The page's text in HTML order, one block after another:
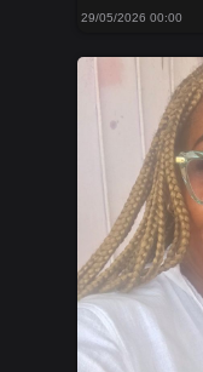
29/05/2026 00:00